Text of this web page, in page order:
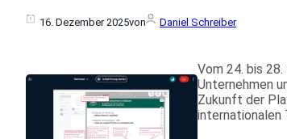
16. Dezember 2025von Daniel Schreiber
Vom 24. bis
Unternehmen
Zukunft der
internationalen